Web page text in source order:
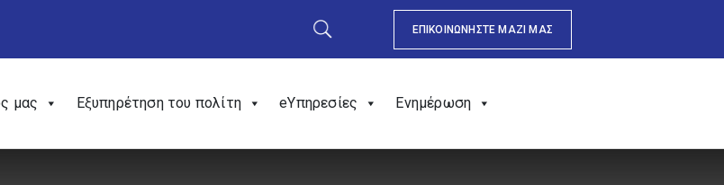
ΕΠΙΚΟΙΝΩΝΗΣΤΕ ΜΑΖΙ ΜΑΣ
μας Εξυπηρέτηση του πολίτη eΥπηρεσίες Ενημέρωση